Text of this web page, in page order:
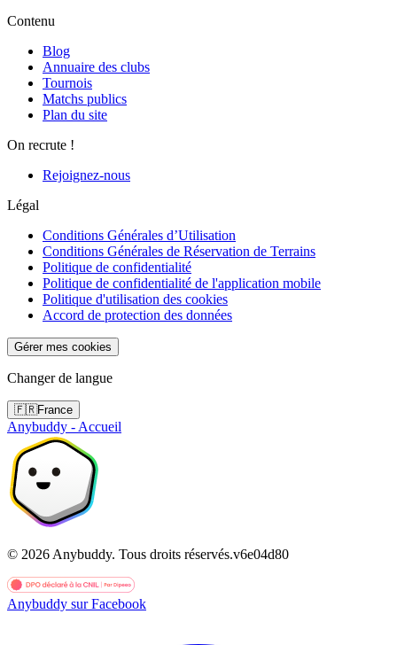
Contenu
Blog
Annuaire des clubs
Tournois
Matchs publics
Plan du site
On recrute !
Rejoignez-nous
Légal
Conditions Générales d’Utilisation
Conditions Générales de Réservation de Terrains
Politique de confidentialité
Politique de confidentialité de l'application mobile
Politique d'utilisation des cookies
Accord de protection des données
Gérer mes cookies
Changer de langue
🇫🇷France
Anybuddy - Accueil
© 2026 Anybuddy. Tous droits réservés.v6e04d80
Anybuddy sur Facebook